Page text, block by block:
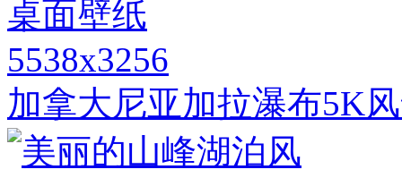
5538x3256
加拿大尼亚加拉瀑布5K